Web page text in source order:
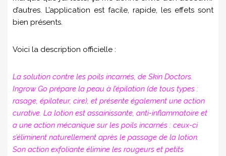
d’autres. L’application est facile, rapide, les effets sont
bien présents.
Voici la description officielle :
La solution contre les poils incarnés, de Skin Doctors.
Ingrow Go prépare la peau à l’épilation (de tous types :
rasage, épilateur, cire), et présente également une action
curative. La lotion est assainissante, anti-inflammatoire et
a une action mécanique sur les poils incarnés : ceux-ci
s’éliminent naturellement après le passage de la lotion.
Son action exfoliante élimine les rougeurs et petits